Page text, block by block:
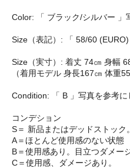
Color: 「 ブラック/シルバー 」
Size（表記）: 「 58/60
Size（実寸）: 着丈 74㎝ 身幅
（着用モデル 身長167㎝ 体重55
Condition: 「 B 」写真を参考に
コンデション
S＝ 新品またはデッドストック。
A＝ほとんど使用感のない状態
B＝使用感あり。目立つダメー
C＝使用感、ダメージあり。